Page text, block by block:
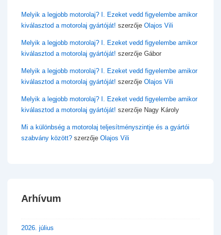
Melyik a legjobb motorolaj? I. Ezeket vedd figyelembe amikor
kiválasztod a motorolaj gyártóját! szerzője Olajos Vili
Melyik a legjobb motorolaj? I. Ezeket vedd figyelembe amikor
kiválasztod a motorolaj gyártóját! szerzője Gábor
Melyik a legjobb motorolaj? I. Ezeket vedd figyelembe amikor
kiválasztod a motorolaj gyártóját! szerzője Olajos Vili
Melyik a legjobb motorolaj? I. Ezeket vedd figyelembe amikor
kiválasztod a motorolaj gyártóját! szerzője Nagy Károly
Mi a különbség a motorolaj teljesítményszintje és a gyártói
szabvány között? szerzője Olajos Vili
Arhívum
2026. július